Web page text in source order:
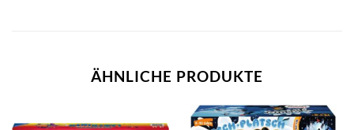
ÄHNLICHE PRODUKTE